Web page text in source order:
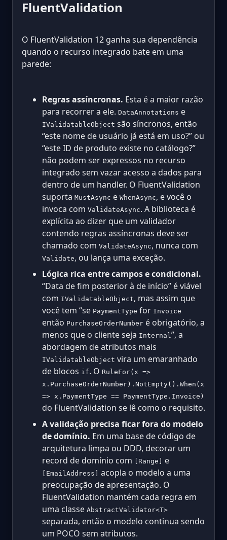
FluentValidation
O FluentValidation 12 ganha sua dependência
quando o recurso integrado bate em uma
parede:
Regras assíncronas. Esta é a maior razão
para recorrer a ele. DataAnnotations e
IValidatableObject são síncronos, então
“este nome de usuário já está em uso?” ou
“este ID de produto existe no catálogo?”
não podem ser expressos no recurso
integrado sem vazar acesso a dados para
dentro de um handler. O FluentValidation
suporta MustAsync e WhenAsync, e você o
invoca com ValidateAsync. A biblioteca é
explícita ao dizer que um validador
contendo regras assíncronas deve ser
chamado com ValidateAsync, nunca com
Validate, ou lança uma exceção.
Lógica rica entre campos e condicional.
“Data de fim posterior à de início” é viável
com IValidatableObject, mas assim que
você tem “se PaymentType for Invoice
então PurchaseOrderNumber é obrigatório, a
menos que o cliente seja Internal”, a
abordagem de atributos mais
IValidatableObject vira um emaranhado
de blocos if. O RuleFor(x =>
x.PurchaseOrderNumber).NotEmpty().When(x
=> x.PaymentType == PaymentType.Invoice)
do FluentValidation se lê como o requisito.
A validação precisa ficar fora do modelo
de domínio. Em uma base de código de
arquitetura limpa ou DDD, decorar um
record de domínio com
[Range] e
[EmailAddress]
acopla o modelo a uma
preocupação de apresentação. O
FluentValidation mantém cada regra em
uma classe AbstractValidator<T>
separada, então o modelo continua sendo
um POCO sem atributos.